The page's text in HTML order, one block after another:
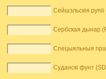
Сейшэльскія
Сербская дынар
Спецыяльныя
Суданскі фунт